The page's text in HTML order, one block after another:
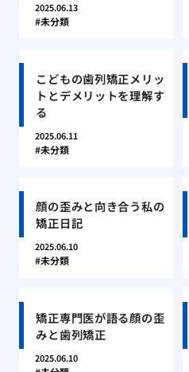
2025.06.13
未分類
こどもの歯列矯正メリッ
トとデメリットを理解す
る
2025.06.11
未分類
顔の歪みと向き合う私の
矯正日記
2025.06.10
未分類
矯正専門医が語る顔の歪
みと歯列矯正
2025.06.10